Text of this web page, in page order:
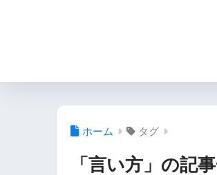
ホーム タグ
「言い方」の記